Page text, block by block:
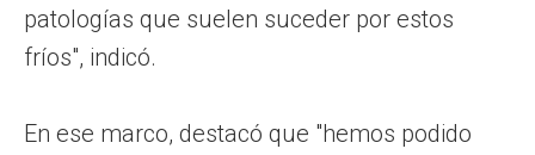
patologías que suelen suceder por estos
fríos", indicó.
En ese marco, destacó que "hemos podido